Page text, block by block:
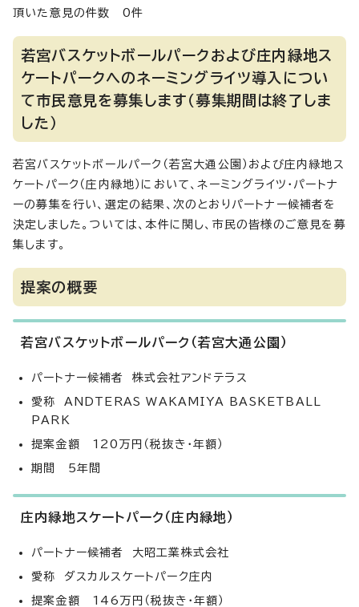
頂いた意見の件数 0件
若宮バスケットボールパークおよび庄内緑地ス
ケートパークへのネーミングライツ導入につい
て市民意見を募集します（募集期間は終了しま
した）
若宮バスケットボールパーク（若宮大通公園）および庄内緑地ス
ケートパーク（庄内緑地）において、ネーミングライツ・パートナ
ーの募集を行い、選定の結果、次のとおりパートナー候補者を
決定しました。ついては、本件に関し、市民の皆様のご意見を募
集します。
提案の概要
若宮バスケットボールパーク（若宮大通公園）
パートナー候補者 株式会社アンドテラス
愛称 ANDTERAS WAKAMIYA BASKETBALL
PARK
提案金額 120万円（税抜き・年額）
期間 5年間
庄内緑地スケートパーク（庄内緑地）
パートナー候補者 大昭工業株式会社
愛称 ダスカルスケートパーク庄内
提案金額 146万円（税抜き・年額）